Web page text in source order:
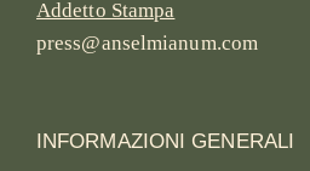
Addetto Stampa
press@anselmianum.com
INFORMAZIONI GENERALI